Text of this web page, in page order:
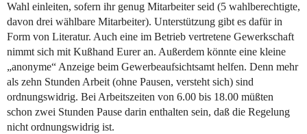
Wahl einleiten, sofern ihr genug Mitarbeiter seid (5 wahlberechtigte,
davon drei wählbare Mitarbeiter). Unterstützung gibt es dafür in
Form von Literatur. Auch eine im Betrieb vertretene Gewerkschaft
nimmt sich mit Kußhand Eurer an. Außerdem könnte eine kleine
„anonyme“ Anzeige beim Gewerbeaufsichtsamt helfen. Denn mehr
als zehn Stunden Arbeit (ohne Pausen, versteht sich) sind
ordnungswidrig. Bei Arbeitszeiten von 6.00 bis 18.00 müßten
schon zwei Stunden Pause darin enthalten sein, daß die Regelung
nicht ordnungswidrig ist.